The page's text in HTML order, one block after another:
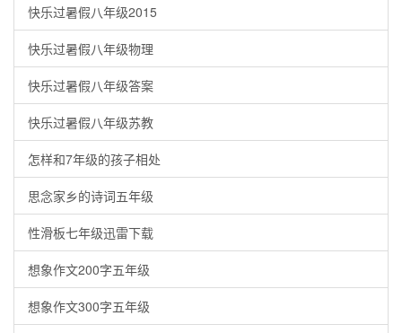
快乐过暑假八年级2015
快乐过暑假八年级物理
快乐过暑假八年级答案
快乐过暑假八年级苏教
怎样和7年级的孩子相处
思念家乡的诗词五年级
性滑板七年级迅雷下载
想象作文200字五年级
想象作文300字五年级